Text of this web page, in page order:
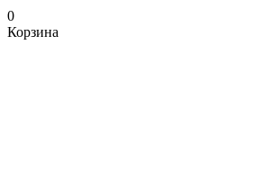
0
Корзина